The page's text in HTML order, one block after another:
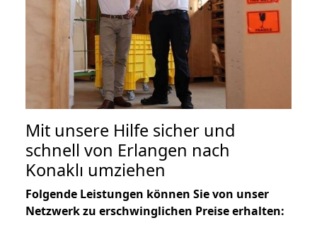
Mit unsere Hilfe sicher und
schnell von Erlangen nach
Konaklı umziehen
Folgende Leistungen können Sie von unser
Netzwerk zu erschwinglichen Preise erhalten: